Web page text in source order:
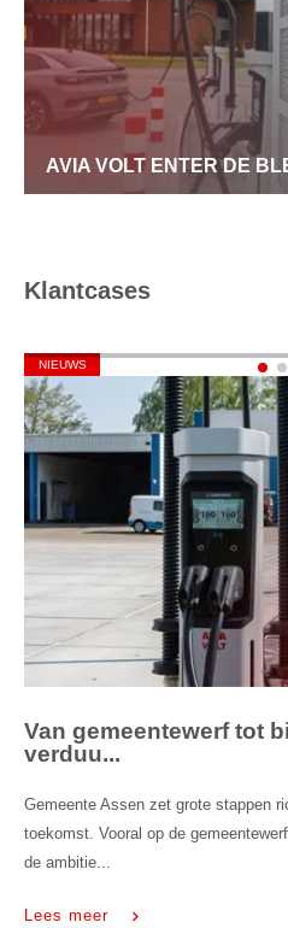
AVIA VOLT ENTER DE
Klantcases
NIEUWS
Van gemeentewerf tot
verduu...
Gemeente Assen zet grote stappen
toekomst. Vooral op de
de ambitie...
Lees meer